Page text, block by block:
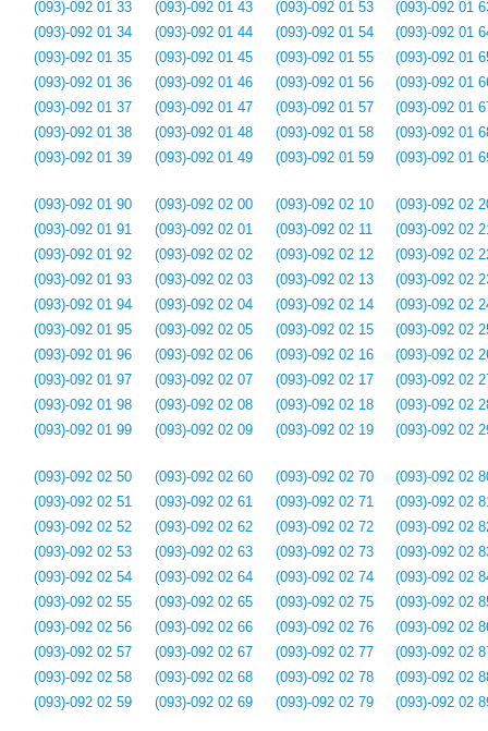
(093)-092 01 33
(093)-092 01 34
(093)-092 01 35
(093)-092 01 36
(093)-092 01 37
(093)-092 01 38
(093)-092 01 39
(093)-092 01 43
(093)-092 01 44
(093)-092 01 45
(093)-092 01 46
(093)-092 01 47
(093)-092 01 48
(093)-092 01 49
(093)-092 01 53
(093)-092 01 54
(093)-092 01 55
(093)-092 01 56
(093)-092 01 57
(093)-092 01 58
(093)-092 01 59
(093)-092 01
(093)-092 01
(093)-092 01
(093)-092 01
(093)-092 01
(093)-092 01
(093)-092 01
(093)-092 01 90
(093)-092 01 91
(093)-092 01 92
(093)-092 01 93
(093)-092 01 94
(093)-092 01 95
(093)-092 01 96
(093)-092 01 97
(093)-092 01 98
(093)-092 01 99
(093)-092 02 00
(093)-092 02 01
(093)-092 02 02
(093)-092 02 03
(093)-092 02 04
(093)-092 02 05
(093)-092 02 06
(093)-092 02 07
(093)-092 02 08
(093)-092 02 09
(093)-092 02 10
(093)-092 02 11
(093)-092 02 12
(093)-092 02 13
(093)-092 02 14
(093)-092 02 15
(093)-092 02 16
(093)-092 02 17
(093)-092 02 18
(093)-092 02 19
(093)-092 02
(093)-092 02
(093)-092 02
(093)-092 02
(093)-092 02
(093)-092 02
(093)-092 02
(093)-092 02
(093)-092 02
(093)-092 02
(093)-092 02 50
(093)-092 02 51
(093)-092 02 52
(093)-092 02 53
(093)-092 02 54
(093)-092 02 55
(093)-092 02 56
(093)-092 02 57
(093)-092 02 58
(093)-092 02 59
(093)-092 02 60
(093)-092 02 61
(093)-092 02 62
(093)-092 02 63
(093)-092 02 64
(093)-092 02 65
(093)-092 02 66
(093)-092 02 67
(093)-092 02 68
(093)-092 02 69
(093)-092 02 70
(093)-092 02 71
(093)-092 02 72
(093)-092 02 73
(093)-092 02 74
(093)-092 02 75
(093)-092 02 76
(093)-092 02 77
(093)-092 02 78
(093)-092 02 79
(093)-092 02
(093)-092 02
(093)-092 02
(093)-092 02
(093)-092 02
(093)-092 02
(093)-092 02
(093)-092 02
(093)-092 02
(093)-092 02